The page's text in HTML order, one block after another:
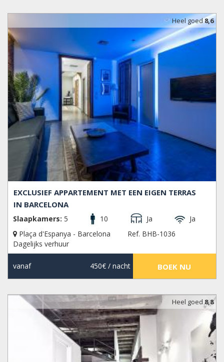
Heel goed8,6
EXCLUSIEF APPARTEMENT MET EEN EIGEN TERRAS
IN BARCELONA
Slaapkamers: 5 10 Ja
Ja
Plaça d'Espanya - Barcelona
Ref. BHB-1036
Dagelijks verhuur
vanaf 450€/ nacht BOEK NU
Heel goed8,8